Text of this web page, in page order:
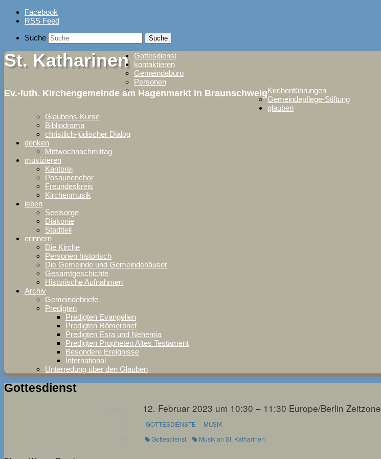
Skip
Facebook
RSS Feed
Suche
St. Katharinen
Ev.-luth. Kirchengemeinde am Hagenmarkt in Braunschweig
Gottesdienst
kontaktieren
Gemeindebüro
Personen
Kirchenführungen
Gemeindepflege-Stiftung
glauben
Glaubens-Kurse
Bibliodrama
christlich-jüdischer Dialog
denken
Mittwochnachmittag
musizieren
Kantorei
Posaunenchor
Freundeskreis
Kirchenmusik
leben
Seelsorge
Diakonie
Stadtteil
erinnern
Die Kirche
Personen historisch
Die Gemeinde und Gemeindehäuser
Gesamtgeschichte
Historische Aufnahmen
Archiv
Gemeindebriefe
Predigten
Predigten Evangelien
Predigten Römerbrief
Predigten Esra und Nehemia
Predigten Propheten Altes Testament
Besondere Ereignisse
International
Unterredung über den Glauben
Gottesdienst
12. Februar 2023 um 10:30 – 11:30 Europe/Berlin Zeitzone
GOTTESDIENSTE MUSIK
Gottesdienst Musik an St. Katharinen